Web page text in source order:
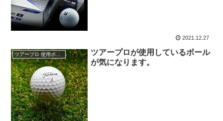
2021.12.27
ツアープロ 使用ボール
ツアープロが使用しているボール
が気になります。